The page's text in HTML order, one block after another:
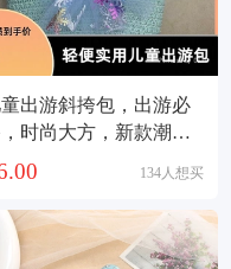
童出游斜挎包，出游必
时尚大方，新款潮
，里面空间大，可折叠
134人想买